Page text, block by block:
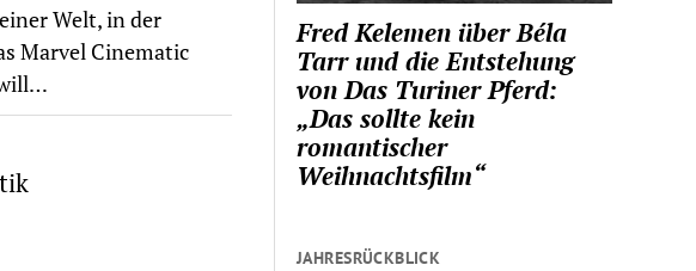
Welt, in der
Marvel Cinematic
Fred Kelemen über Béla
Tarr und die Entstehung
von Das Turiner Pferd:
„Das sollte kein
romantischer
Weihnachtsfilm“
JAHRESRÜCKBLICK